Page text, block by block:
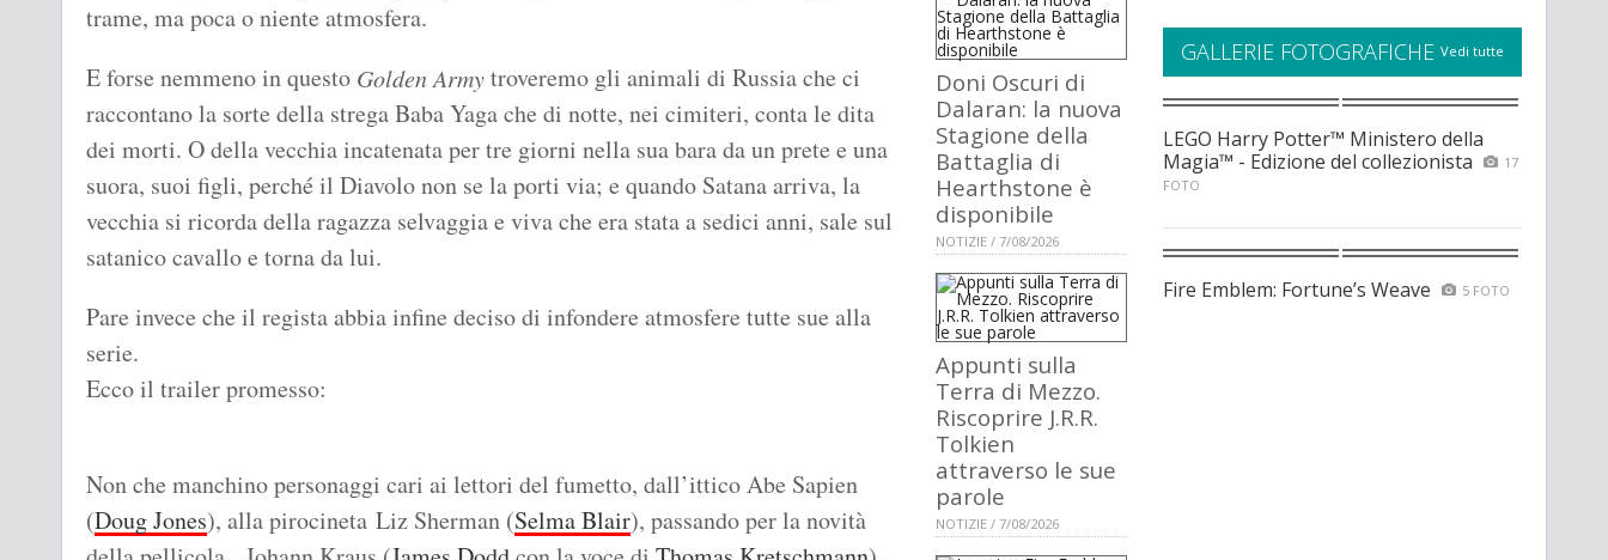
trame, ma poca o niente atmosfera.
E forse nemmeno in questo Golden Armytroveremo gli animali di Russia che ci
raccontano la sorte della strega Baba Yaga che di notte, nei cimiteri, conta le dita
dei morti. O della vecchia incatenata per tre giorni nella sua bara da un prete e una
suora, suoi figli, perché il Diavolo non se la porti via; e quando Satana arriva, la
vecchia si ricorda della ragazza selvaggia e viva che era stata a sedici anni, sale sul
satanico cavallo e torna da lui.
Pare invece che il regista abbia infine deciso di infondere atmosfere tutte sue alla
serie.
Ecco il trailer promesso:
Non che manchino personaggi cari ai lettori del fumetto, dall’ittico Abe Sapien
(Doug Jones), alla pirocineta Liz Sherman (Selma Blair), passando per la novità
Doni Oscuri di
Dalaran: la nuova
Stagione della
Battaglia di
Hearthstone è
disponibile
NOTIZIE / 7/08/2026
Appunti sulla
Terra di Mezzo.
Riscoprire J.R.R.
Tolkien
attraverso le sue
parole
NOTIZIE / 7/08/2026
GALLERIE FOTOGRAFICHE Vedi tutte
LEGO Harry Potter™ Ministero della
Magia™ - Edizione del collezionista
17
FOTO
Fire Emblem: Fortune’s Weave 5 FOTO